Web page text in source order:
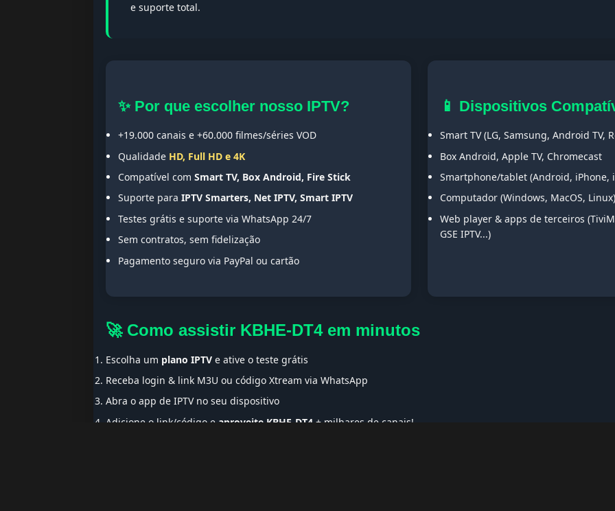
e suporte total.
✨ Por que escolher nosso IPTV?
+19.000 canais e +60.000 filmes/séries VOD
Qualidade HD, Full HD e 4K
Compatível com Smart TV, Box Android, Fire Stick
Suporte para IPTV Smarters, Net IPTV, Smart IPTV
Testes grátis e suporte via WhatsApp 24/7
Sem contratos, sem fidelização
Pagamento seguro via PayPal ou cartão
📱 Dispositivos
Smart TV (LG, Samsung, Android TV,
Box Android, Apple TV, Chromecast
Smartphone/tablet (Android, iPhone,
Computador (Windows, MacOS, Linux)
Web player & apps de terceiros
GSE IPTV...)
🚀 Como assistir KBHE-DT4 em minutos
Escolha um plano IPTV e ative o teste grátis
Receba login & link M3U ou código Xtream via WhatsApp
Abra o app de IPTV no seu dispositivo
Adicione o link/código e aproveite KBHE-DT4 + milhares de canais!